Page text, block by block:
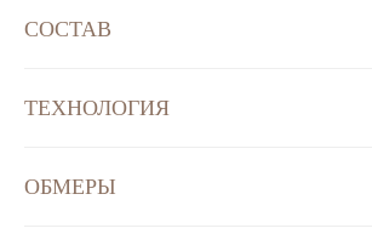
СОСТАВ
ТЕХНОЛОГИЯ
ОБМЕРЫ